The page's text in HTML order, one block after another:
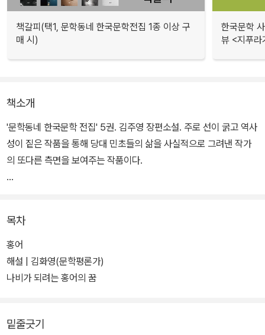
책갈피(택1, 문학동네 한국문학전집 1종 이상 구
매 시)
한국문학
뷰 <지푸라
책소개
'문학동네 한국문학 전집' 5권. 김주영 장편소설. 주로 선이 굵고 역사
성이 짙은 작품을 통해 당대 민초들의 삶을 사실적으로 그려낸 작가
의 또다른 측면을 보여주는 작품이다.
을 떠난 아버지를 기다리는 열세 살의 소년을 화자로 내세운 이 작품
은 시적 상징과 서정적 묘사를 통해 한 폭의 수묵화와 같은 아름다움
을 보여준다.
라져버린 아버지를 기다리며 어머니와 단둘이 살고 있다. 삯바느질꾼
목차
홍어
해설 | 김화영(문학평론가)
나비가 되려는 홍어의 꿈
밑줄긋기